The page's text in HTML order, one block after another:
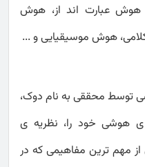
هوش عبارت اند از، هوش
هوش موسیقیایی و ...
توسط محققی به نام دوک،
هوشی خود را، نظریه ی
مهم ترین مفاهیمی که در